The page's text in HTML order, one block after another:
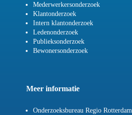
Mederwerkersonderzoek
Klantonderzoek
Intern klantonderzoek
Ledenonderzoek
Publieksonderzoek
Bewonersonderzoek
Meer informatie
Onderzoeksbureau Regio Rotterdam